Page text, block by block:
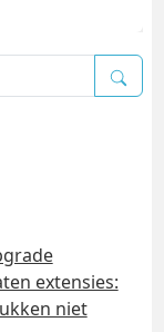
extensies:
niet